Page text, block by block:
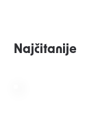
Najčitanije